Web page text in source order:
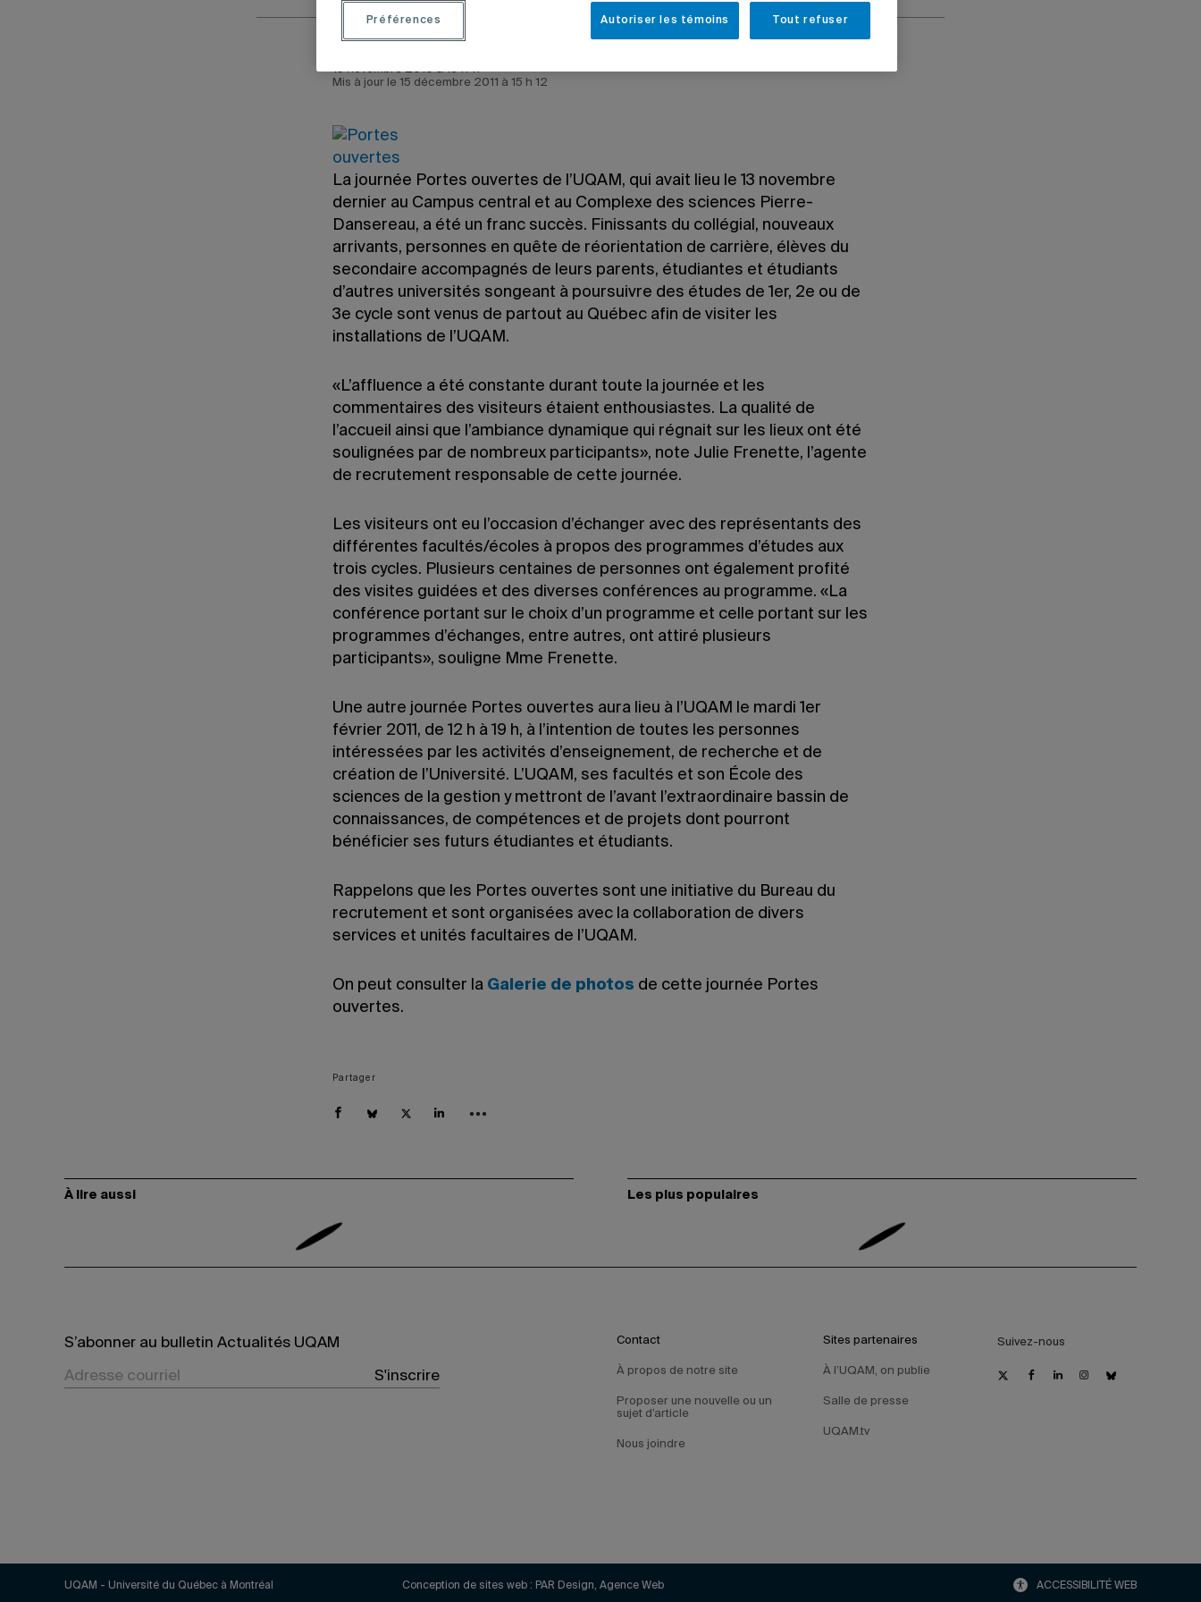
15 novembre 2010 à 19 h 11
Mis à jour le 15 décembre 2011 à 15 h 12
La journée Portes ouvertes de l’UQAM, qui avait lieu le 13 novembre
dernier au Campus central et au Complexe des sciences Pierre-
Dansereau, a été un franc succès. Finissants du collégial, nouveaux
arrivants, personnes en quête de réorientation de carrière, élèves du
secondaire accompagnés de leurs parents, étudiantes et étudiants
d’autres universités songeant à poursuivre des études de 1er, 2e ou de
3e cycle sont venus de partout au Québec afin de visiter les
installations de l’UQAM.
«L’affluence a été constante durant toute la journée et les
commentaires des visiteurs étaient enthousiastes. La qualité de
l’accueil ainsi que l’ambiance dynamique qui régnait sur les lieux ont été
soulignées par de nombreux participants», note Julie Frenette, l’agente
de recrutement responsable de cette journée.
Les visiteurs ont eu l’occasion d’échanger avec des représentants des
différentes facultés/écoles à propos des programmes d’études aux
trois cycles. Plusieurs centaines de personnes ont également profité
des visites guidées et des diverses conférences au programme. «La
conférence portant sur le choix d’un programme et celle portant sur les
programmes d’échanges, entre autres, ont attiré plusieurs
participants», souligne Mme Frenette.
Une autre journée Portes ouvertes aura lieu à l’UQAM le mardi 1er
février 2011, de 12 h à 19 h, à l’intention de toutes les personnes
intéressées par les activités d’enseignement, de recherche et de
création de l’Université. L’UQAM, ses facultés et son École des
sciences de la gestion y mettront de l’avant l’extraordinaire bassin de
connaissances, de compétences et de projets dont pourront
bénéficier ses futurs étudiantes et étudiants.
Rappelons que les Portes ouvertes sont une initiative du Bureau du
recrutement et sont organisées avec la collaboration de divers
services et unités facultaires de l’UQAM.
On peut consulter la Galerie de photos de cette journée Portes
ouvertes.
Partager
À lire aussi Les plus populaires
S’abonner au bulletin Actualités UQAM
S'inscrire
Contact
À propos de notre site
Proposer une nouvelle ou un
sujet d’article
Nous joindre
Sites partenaires
À l’UQAM, on publie
Salle de presse
UQAM.tv
Suivez-nous
UQAM - Université du Québec à Montréal Conception de sites web : PAR Design, Agence Web ACCESSIBILITÉ WEB
Tout refuser
Autoriser les témoins
Préférences